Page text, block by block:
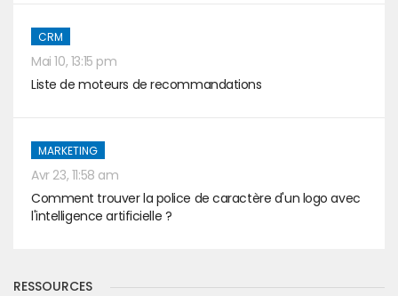
CRM
Mai 10, 13:15 pm
Liste de moteurs de recommandations
MARKETING
Avr 23, 11:58 am
Comment trouver la police de caractère d'un logo avec
l'intelligence artificielle ?
RESSOURCES